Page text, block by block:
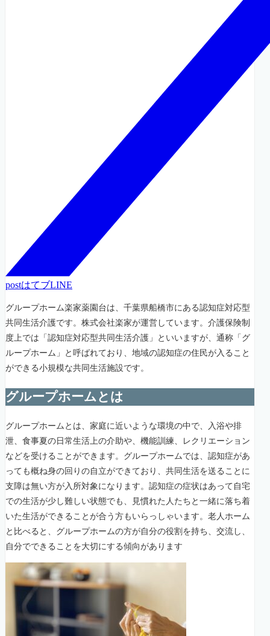
postはてブLINE
グループホーム楽家薬園台は、千葉県船橋市にある認知症対応型
共同生活介護です。株式会社楽家が運営しています。介護保険制
度上では「認知症対応型共同生活介護」といいますが、通称「グ
ループホーム」と呼ばれており、地域の認知症の住民が入ること
ができる小規模な共同生活施設です。
グループホームとは
グループホームとは、家庭に近いような環境の中で、入浴や排
泄、食事夏の日常生活上の介助や、機能訓練、レクリエーション
などを受けることができます。グループホームでは、認知症があ
っても概ね身の回りの自立ができており、共同生活を送ることに
支障は無い方が入所対象になります。認知症の症状はあって自宅
での生活が少し難しい状態でも、見慣れた人たちと一緒に落ち着
いた生活ができることが合う方もいらっしゃいます。老人ホーム
と比べると、グループホームの方が自分の役割を持ち、交流し、
自分でできることを大切にする傾向があります